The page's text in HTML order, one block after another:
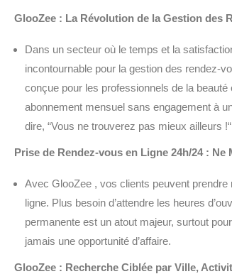
GlooZee : La Révolution de la Gestion des
Dans un secteur où le temps et la
incontournable pour la gestion des rendez-
conçue pour les professionnels de la
abonnement mensuel sans engagement à
dire, “Vous ne trouverez pas mieux ailleurs !“
Prise de Rendez-vous en Ligne 24h/24 :
Avec GlooZee , vos clients peuvent
ligne. Plus besoin d’attendre les heures
permanente est un atout majeur, surtout
jamais une opportunité d’affaire.
GlooZee : Recherche Ciblée par Ville,